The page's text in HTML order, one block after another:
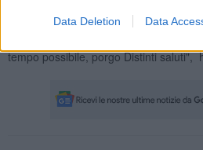
Data Deletion Data
l’orario che verrà pubblicato sul sito
tempo possibile, porgo Distinti saluti",